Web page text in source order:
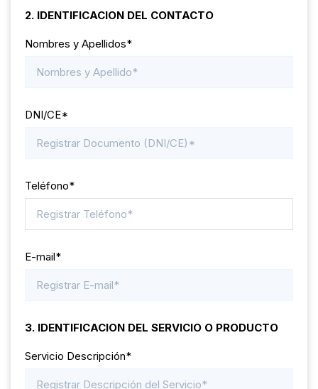
2. IDENTIFICACION DEL CONTACTO
Nombres y Apellidos*
DNI/CE*
Teléfono*
E-mail*
3. IDENTIFICACION DEL SERVICIO O PRODUCTO
Servicio Descripción*